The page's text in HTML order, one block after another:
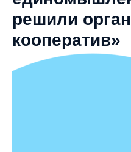
решили
кооператив»